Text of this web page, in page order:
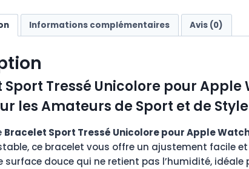
Informations complémentaires Avis (0)
Tressé Unicolore pour Apple
les Amateurs de Sport et de Style
Bracelet Sport Tressé Unicolore pour Apple
ce bracelet vous offre un ajustement facile
douce qui ne retient pas l’humidité,